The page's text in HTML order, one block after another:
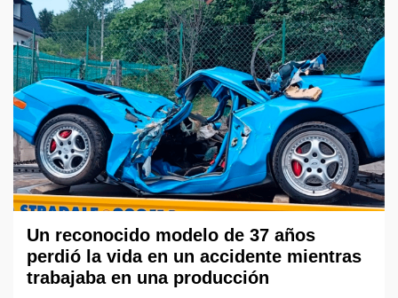
Un reconocido modelo de 37 años
perdió la vida en un accidente mientras
trabajaba en una producción